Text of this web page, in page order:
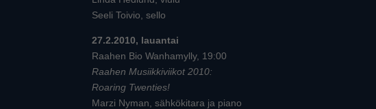
Seeli Toivio, sello
27.2.2010, lauantai
Raahen Bio Wanhamylly, 19:00
Raahen Musiikkiviikot 2010:
Roaring Twenties!
Marzi Nyman, sähkökitara ja piano